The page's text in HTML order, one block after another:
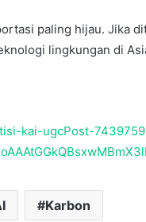
paling hijau. Jika
lingkungan di
kai-ugcPost-
Karbon